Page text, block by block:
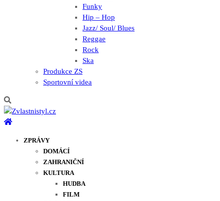
Funky
Hip – Hop
Jazz/ Soul/ Blues
Reggae
Rock
Ska
Produkce ZS
Sportovní videa
ZPRÁVY
DOMÁCÍ
ZAHRANIČNÍ
KULTURA
HUDBA
FILM